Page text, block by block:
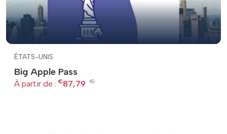
ÉTATS-UNIS
Big Apple Pass
À partir de : €87,79 €